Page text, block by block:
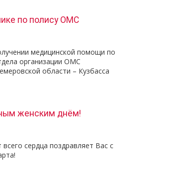
по полису ОМС
медицинской помощи по
организации ОМС
области – Кузбасса
женским днём!
сердца поздравляет Вас с